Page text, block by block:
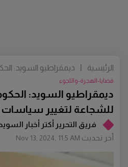
فريق التحرير أكتر أخبار
أخر تحديث Nov 13, 2024, 11:5 AM
ديمقراطيو السويد:
للشجاعة لتغيير سياسات
قضايا-الهجرة-واللجوء
الرئيسية |
ديمقراطيو السويد:
للشجاعة لتغيير